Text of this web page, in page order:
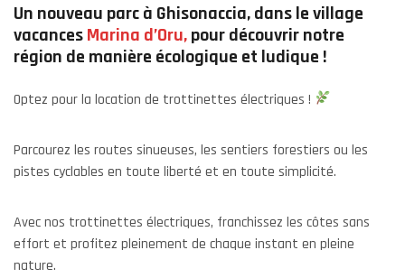
Un nouveau parc à Ghisonaccia, dans le village
vacancesMarina d’Oru,pour découvrir notre
région de manière écologique et ludique !
Optez pour la location de trottinettes électriques !
Parcourez les routes sinueuses, les sentiers forestiers ou les
pistes cyclables en toute liberté et en toute simplicité.
Avec nos trottinettes électriques, franchissez les côtes sans
effort et profitez pleinement de chaque instant en pleine
nature.